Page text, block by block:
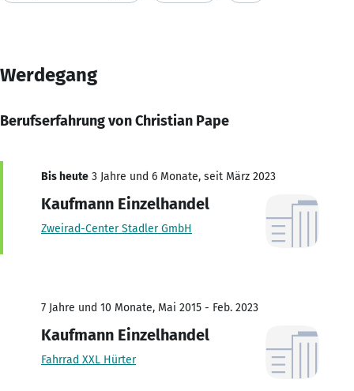
Werdegang
Berufserfahrung von Christian Pape
Bis heute 3 Jahre und 6 Monate, seit März 2023
Kaufmann Einzelhandel
Zweirad-Center Stadler GmbH
7 Jahre und 10 Monate, Mai 2015 - Feb. 2023
Kaufmann Einzelhandel
Fahrrad XXL Hürter